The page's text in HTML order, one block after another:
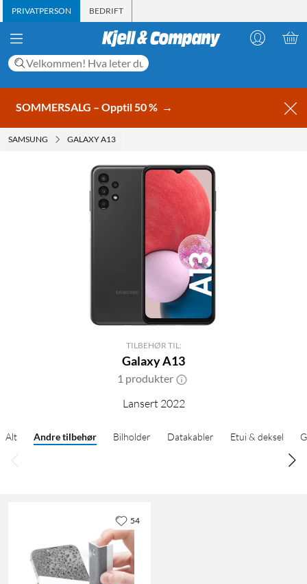
PRIVATPERSON BEDRIFT
SOMMERSALG – Opptil 50 % →
SAMSUNG GALAXY A13
TILBEHØR TIL:
Galaxy A13
1 produkter
Lansert 2022
Alt Andre tilbehør Bilholder Datakabler Etui & deksel
54